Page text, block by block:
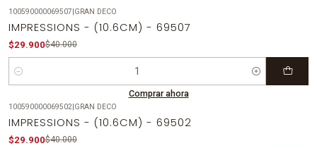
100590000069507|GRAN DECO
IMPRESSIONS - (10.6CM) - 69507
$29.900$40.000
Cantidad
Comprar ahora
100590000069502|GRAN DECO
IMPRESSIONS - (10.6CM) - 69502
$29.900$40.000